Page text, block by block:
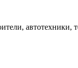
автотехники,